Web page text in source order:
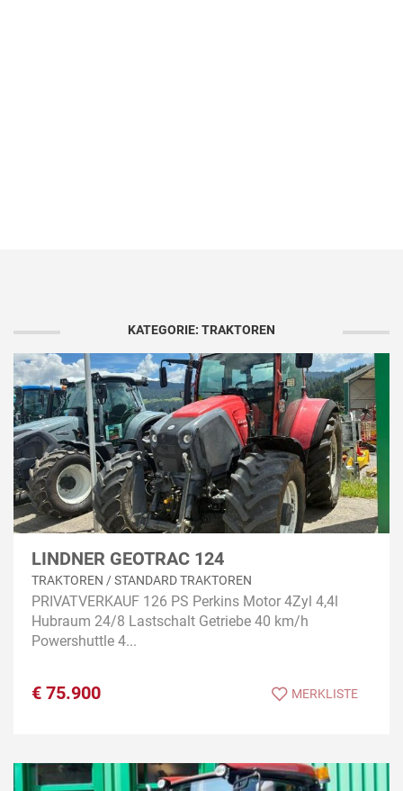
KATEGORIE: TRAKTOREN
LINDNER GEOTRAC 124
TRAKTOREN / STANDARD TRAKTOREN
PRIVATVERKAUF 126 PS Perkins Motor 4Zyl 4,4l
Hubraum 24/8 Lastschalt Getriebe 40 km/h
Powershuttle 4...
€ 75.900 MERKLISTE